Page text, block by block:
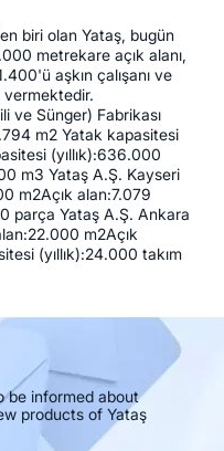
biri olan Yataş, bugün
metrekare açık alanı,
aşkın çalışanı ve
vermektedir.
ve Sünger) Fabrikası
m2 Yatak kapasitesi
(yıllık):636.000
m3 Yataş A.Ş. Kayseri
m2Açık alan:7.079
parça Yataş A.Ş. Ankara
m2Açık
(yıllık):24.000 takım
be informed about
products of Yataş